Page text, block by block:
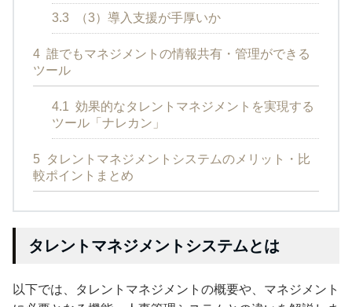
3.3 （3）導入支援が手厚いか
4 誰でもマネジメントの情報共有・管理ができる
ツール
4.1 効果的なタレントマネジメントを実現する
ツール「ナレカン」
5 タレントマネジメントシステムのメリット・比
較ポイントまとめ
タレントマネジメントシステムとは
以下では、タレントマネジメントの概要や、マネジメント